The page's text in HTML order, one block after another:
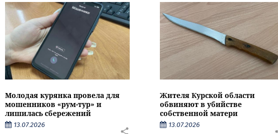
Молодая курянка провела для
мошенников «рум-тур» и
лишилась сбережений
13.07.2026
Жителя Курской области
обвиняют в убийстве
собственной матери
13.07.2026